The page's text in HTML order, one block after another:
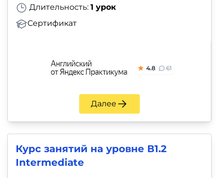
Длительность: 1 урок
Сертификат
4.8 61
Далее
Курс занятий на уровне В1.2
Intermediate